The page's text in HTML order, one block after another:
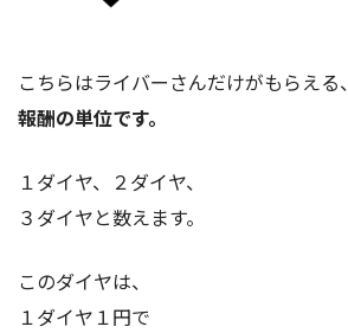
こちらはライバーさんだけがもらえる、
報酬の単位です。
１ダイヤ、２ダイヤ、
３ダイヤと数えます。
このダイヤは、
１ダイヤ１円で